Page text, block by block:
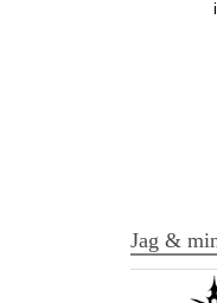
Jag &